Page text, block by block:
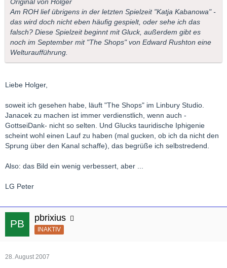
Original von Holger
Am ROH lief übrigens in der letzten Spielzeit "Katja Kabanowa" -
das wird doch nicht eben häufig gespielt, oder sehe ich das
falsch? Diese Spielzeit beginnt mit Gluck, außerdem gibt es
noch im September mit "The Shops" von Edward Rushton eine
Welturaufführung.
Liebe Holger,
soweit ich gesehen habe, läuft "The Shops" im Linbury Studio.
Janacek zu machen ist immer verdienstlich, wenn auch -
GottseiDank- nicht so selten. Und Glucks tauridische Iphigenie
scheint wohl einen Lauf zu haben (mal gucken, ob ich da nicht den
Sprung über den Kanal schaffe), das begrüße ich selbstredend.
Also: das Bild ein wenig verbessert, aber ...
LG Peter
pbrixius
INAKTIV
28. August 2007